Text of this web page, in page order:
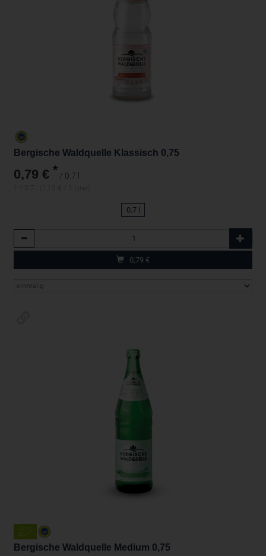
Bergische Waldquelle Klassisch 0,75
0,79 € * / 0.7 l
0.7 l
Anzahl
0,79 €
Bergische Waldquelle Medium 0,75